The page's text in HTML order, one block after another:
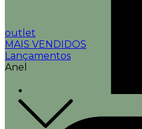
outlet
MAIS VENDIDOS
Lançamentos
Anel